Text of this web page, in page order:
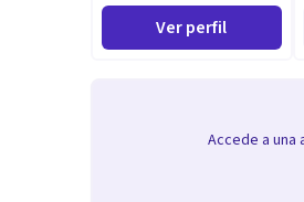
Ver perfil
Accede a una